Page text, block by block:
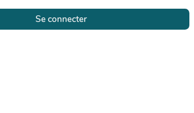
Se connecter